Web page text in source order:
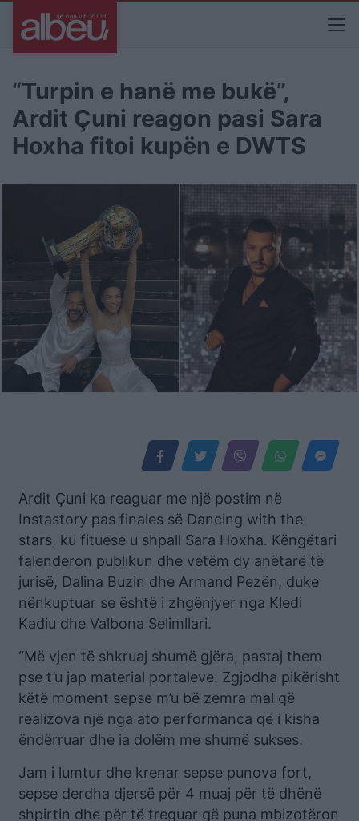
“Turpin e hanë me bukë”,
Ardit Çuni reagon pasi Sara
Hoxha fitoi kupën e DWTS
Ardit Çuni ka reaguar me një postim në
Instastory pas finales së Dancing with the
stars, ku fituese u shpall Sara Hoxha. Këngëtari
falenderon publikun dhe vetëm dy anëtarë të
jurisë, Dalina Buzin dhe Armand Pezën, duke
nënkuptuar se është i zhgënjyer nga Kledi
Kadiu dhe Valbona Selimllari.
“Më vjen të shkruaj shumë gjëra, pastaj them
pse t’u jap material portaleve. Zgjodha pikërisht
këtë moment sepse m’u bë zemra mal që
realizova një nga ato performanca që i kisha
ëndërruar dhe ia dolëm me shumë sukses.
Jam i lumtur dhe krenar sepse punova fort,
sepse derdha djersë për 4 muaj për të dhënë
shpirtin dhe për të treguar që puna mbizotëron